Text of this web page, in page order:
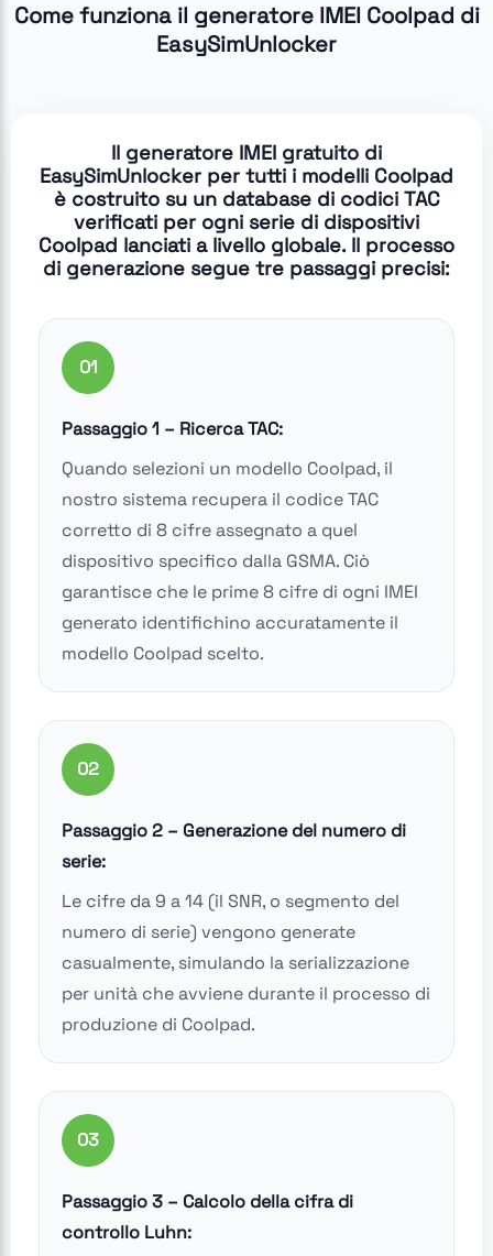
Come funziona il generatore IMEI Coolpad di
EasySimUnlocker
Il generatore IMEI gratuito di
EasySimUnlocker per tutti i modelli Coolpad
è costruito su un database di codici TAC
verificati per ogni serie di dispositivi
Coolpad lanciati a livello globale. Il processo
di generazione segue tre passaggi precisi:
01
Passaggio 1 – Ricerca TAC:
Quando selezioni un modello Coolpad, il
nostro sistema recupera il codice TAC
corretto di 8 cifre assegnato a quel
dispositivo specifico dalla GSMA. Ciò
garantisce che le prime 8 cifre di ogni IMEI
generato identifichino accuratamente il
modello Coolpad scelto.
02
Passaggio 2 – Generazione del numero di
serie:
Le cifre da 9 a 14 (il SNR, o segmento del
numero di serie) vengono generate
casualmente, simulando la serializzazione
per unità che avviene durante il processo di
produzione di Coolpad.
03
Passaggio 3 – Calcolo della cifra di
controllo Luhn: